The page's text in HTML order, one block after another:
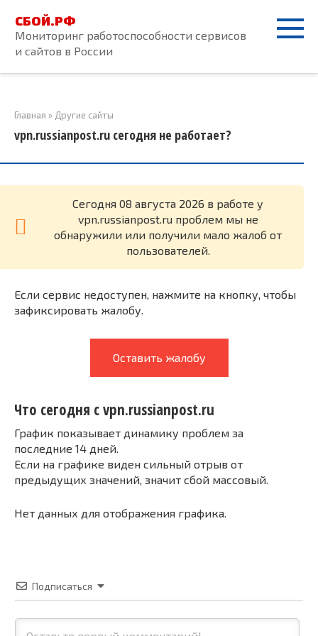
контенту
СБОЙ.РФ
Мониторинг работоспособности сервисов
и сайтов в России
Главная » Другие сайты
vpn.russianpost.ru сегодня не работает?
Cегодня 08 августа 2026 в работе у
vpn.russianpost.ru проблем мы не
обнаружили или получили мало жалоб от
пользователей.
Если сервис недоступен, нажмите на кнопку, чтобы
зафиксировать жалобу.
Оставить жалобу
Что сегодня с vpn.russianpost.ru
График показывает динамику проблем за
последние 14 дней.
Если на графике виден сильный отрыв от
предыдущих значений, значит сбой массовый.
Нет данных для отображения графика.
Подписаться